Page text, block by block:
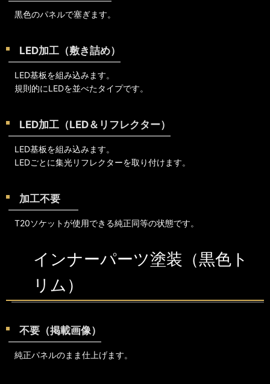
黒色のパネルで塞ぎます。
LED加工（敷き詰め）
LED基板を組み込みます。
規則的にLEDを並べたタイプです。
LED加工（LED＆リフレクター）
LED基板を組み込みます。
LEDごとに集光リフレクターを取り付けます。
加工不要
T20ソケットが使用できる純正同等の状態です。
インナーパーツ塗装（黒色ト
リム）
不要（掲載画像）
純正パネルのまま仕上げます。